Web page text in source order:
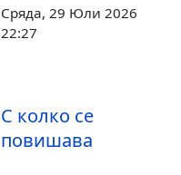
Сряда, 29 Юли 2026
22:27
С колко се
повишава